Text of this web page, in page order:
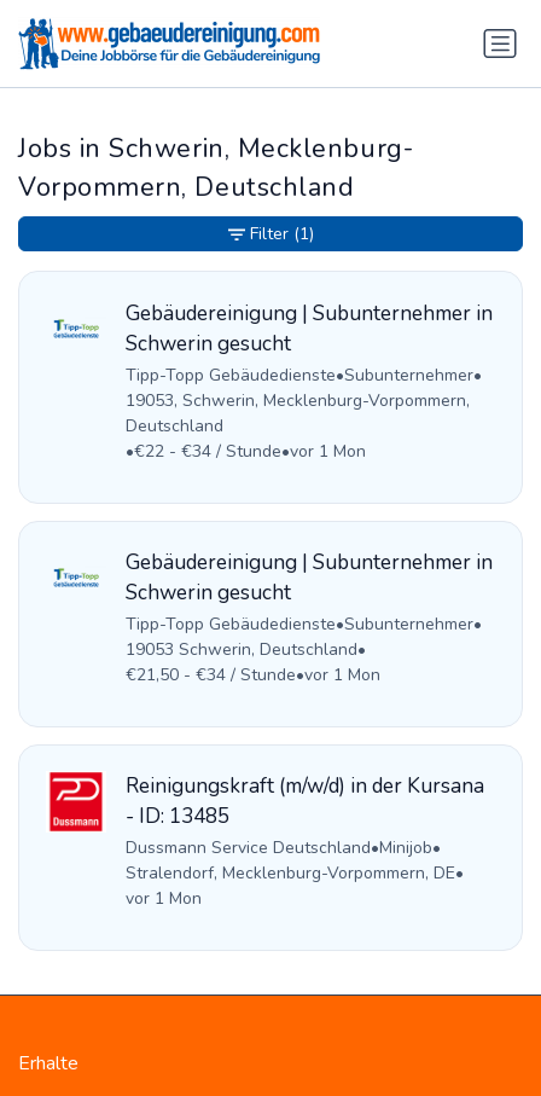
Jobs in Schwerin, Mecklenburg-
Vorpommern, Deutschland
Gebäudereinigung | Subunternehmer in
Schwerin gesucht
Tipp-Topp Gebäudedienste•Subunternehmer•
19053, Schwerin, Mecklenburg-Vorpommern,
Deutschland
•€22 - €34 / Stunde•vor 1 Mon
Gebäudereinigung | Subunternehmer in
Schwerin gesucht
Tipp-Topp Gebäudedienste•Subunternehmer•
19053 Schwerin, Deutschland•
€21,50 - €34 / Stunde•vor 1 Mon
Reinigungskraft (m/w/d) in der Kursana
- ID: 13485
Dussmann Service Deutschland•Minijob•
Stralendorf, Mecklenburg-Vorpommern, DE•
vor 1 Mon
Filter (1)
Erhalte